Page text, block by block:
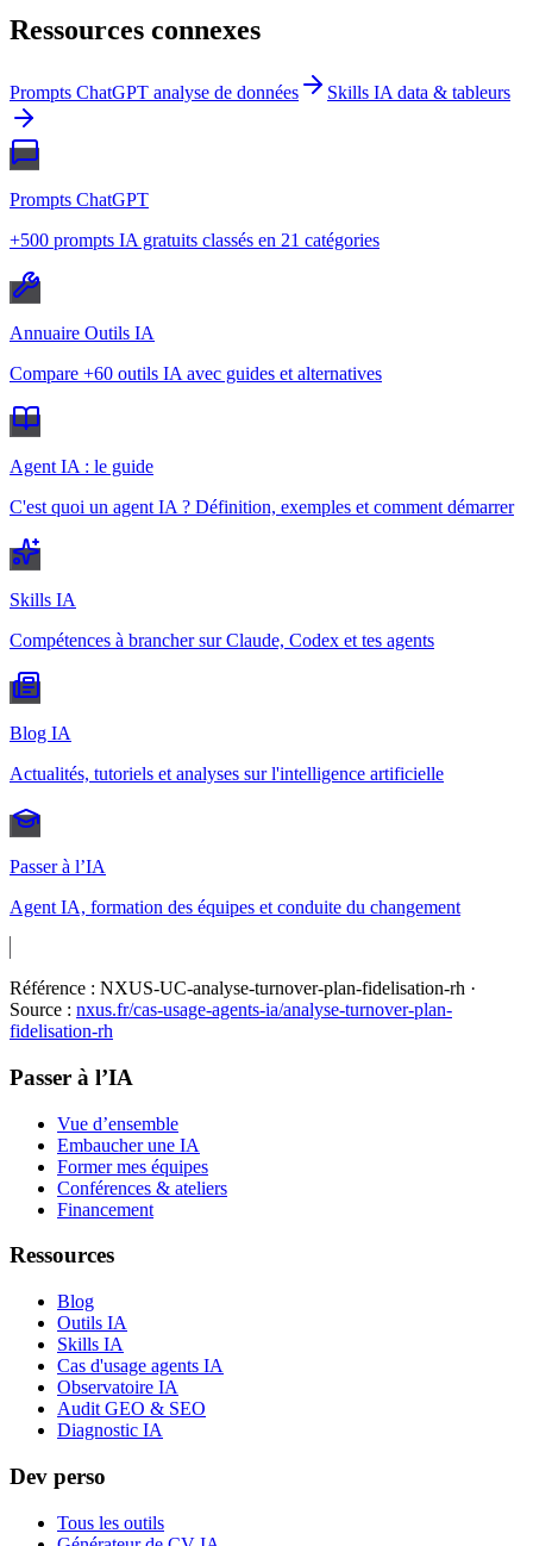
Ressources connexes
Prompts ChatGPT analyse de données Skills IA data & tableurs
Prompts ChatGPT
+500 prompts IA gratuits classés en 21 catégories
Annuaire Outils IA
Compare +60 outils IA avec guides et alternatives
Agent IA : le guide
C'est quoi un agent IA ? Définition, exemples et comment démarrer
Skills IA
Compétences à brancher sur Claude, Codex et tes agents
Blog IA
Actualités, tutoriels et analyses sur l'intelligence artificielle
Passer à l’IA
Agent IA, formation des équipes et conduite du changement
Référence : NXUS-UC-analyse-turnover-plan-fidelisation-rh ·
Source : nxus.fr/cas-usage-agents-ia/analyse-turnover-plan-
fidelisation-rh
Passer à l’IA
Vue d’ensemble
Embaucher une IA
Former mes équipes
Conférences & ateliers
Financement
Ressources
Blog
Outils IA
Skills IA
Cas d'usage agents IA
Observatoire IA
Audit GEO & SEO
Diagnostic IA
Dev perso
Tous les outils